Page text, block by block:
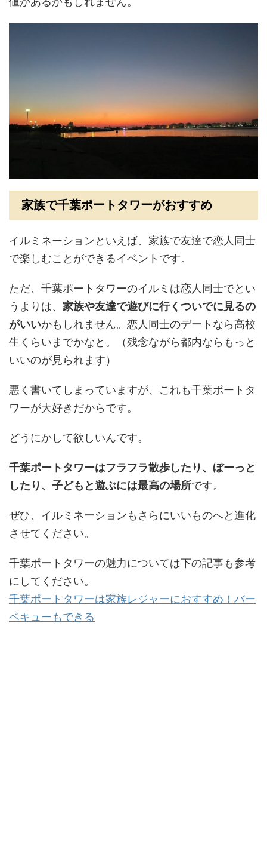
家族で千葉ポートタワーがおすすめ
イルミネーションといえば、家族で友達で恋人同士
で楽しむことができるイベントです。
ただ、千葉ポートタワーのイルミは恋人同士でとい
うよりは、 家族や友達で遊びに行くついでに見るの
がいいかもしれません。恋人同士のデートなら高校
生くらいまでかなと。（残念ながら都内ならもっと
いいのが見られます）
悪く書いてしまっていますが、これも千葉ポートタ
ワーが大好きだからです。
どうにかして欲しいんです。
千葉ポートタワーはフラフラ散歩したり、ぼーっと
したり、子どもと遊ぶには最高の場所です。
ぜひ、イルミネーションもさらにいいものへと進化
させてください。
千葉ポートタワーの魅力については下の記事も参考
にしてください。
千葉ポートタワーは家族レジャーにおすすめ！バー
ベキューもできる